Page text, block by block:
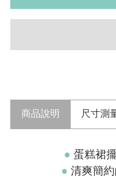
商品說明 尺寸測
● 蛋糕裙
● 清爽簡